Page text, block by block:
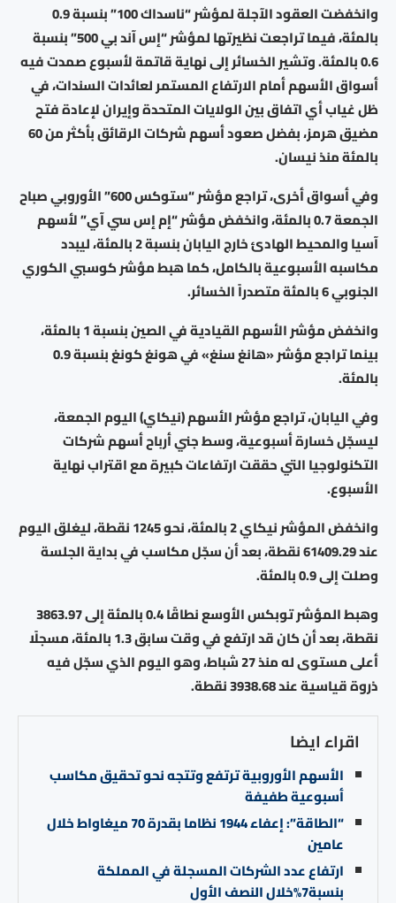
وانخفضت العقود الآجلة لمؤشر “ناسداك 100” بنسبة 0.9
بالمئة، فيما تراجعت نظيرتها لمؤشر “إس آند بي 500” بنسبة
0.6 بالمئة. وتشير الخسائر إلى نهاية قاتمة لأسبوع صمدت فيه
أسواق الأسهم أمام الارتفاع المستمر لعائدات السندات، في
ظل غياب أي اتفاق بين الولايات المتحدة وإيران لإعادة فتح
مضيق هرمز، بفضل صعود أسهم شركات الرقائق بأكثر من 60
بالمئة منذ نيسان.
وفي أسواق أخرى، تراجع مؤشر “ستوكس 600” الأوروبي صباح
الجمعة 0.7 بالمئة، وانخفض مؤشر “إم إس سي آي” لأسهم
آسيا والمحيط الهادئ خارج اليابان بنسبة 2 بالمئة، ليبدد
مكاسبه الأسبوعية بالكامل، كما هبط مؤشر كوسبي الكوري
الجنوبي 6 بالمئة متصدراً الخسائر.
وانخفض مؤشر الأسهم القيادية في الصين بنسبة 1 بالمئة،
بينما تراجع مؤشر «هانغ سنغ» في هونغ كونغ بنسبة 0.9
بالمئة.
وفي اليابان، تراجع مؤشر ‌الأسهم (نيكاي) اليوم الجمعة،
ليسجّل ⁠خسارة أسبوعية، وسط جني أرباح أسهم شركات
التكنولوجيا التي حققت ارتفاعات ⁠كبيرة مع اقتراب نهاية
الأسبوع.
وانخفض المؤشر نيكاي 2 بالمئة، نحو 1245 نقطة، ليغلق اليوم
عند 61409.29 نقطة، بعد أن سجّل مكاسب في بداية الجلسة
وصلت إلى 0.9 بالمئة.
وهبط المؤشر ⁠توبكس الأوسع نطاقًا 0.4 بالمئة إلى 3863.97
نقطة، بعد أن ‌كان قد ارتفع في وقت سابق 1.3 بالمئة، مسجلًا
أعلى مستوى له منذ 27 شباط، ​وهو اليوم ⁠الذي سجّل فيه
⁠ذروة قياسية ⁠عند 3938.68 نقطة.
اقراء ايضا
الأسهم الأوروبية ترتفع وتتجه نحو تحقيق مكاسب
أسبوعية طفيفة
“الطاقة”: إعفاء 1944 نظاما بقدرة 70 ميغاواط خلال
عامين
ارتفاع عدد الشركات المسجلة في المملكة
بنسبة7%خلال النصف الأول